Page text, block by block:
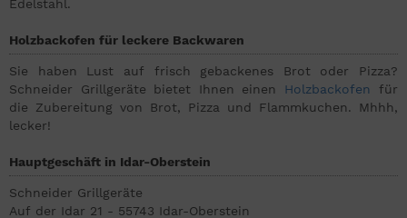
Edelstahl.
Holzbackofen für leckere Backwaren
Sie haben Lust auf frisch gebackenes Brot oder Pizza?
Schneider Grillgeräte bietet Ihnen einen Holzbackofen für
die Zubereitung von Brot, Pizza und Flammkuchen. Mhhh,
lecker!
Hauptgeschäft in Idar-Oberstein
Schneider Grillgeräte
Auf der Idar 21 - 55743 Idar-Oberstein